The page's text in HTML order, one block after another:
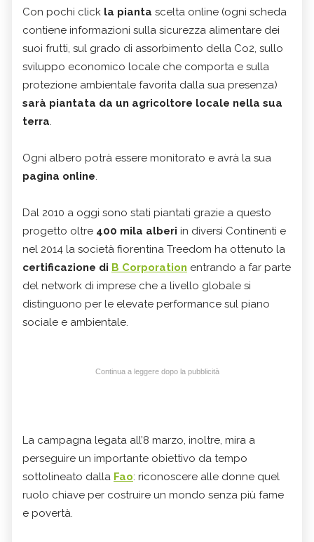
Con pochi click la pianta scelta online (ogni scheda
contiene informazioni sulla sicurezza alimentare dei
suoi frutti, sul grado di assorbimento della Co2, sullo
sviluppo economico locale che comporta e sulla
protezione ambientale favorita dalla sua presenza)
sarà piantata da un agricoltore locale nella sua
terra.
Ogni albero potrà essere monitorato e avrà la sua
pagina online.
Dal 2010 a oggi sono stati piantati grazie a questo
progetto oltre 400 mila alberi in diversi Continenti e
nel 2014 la società fiorentina Treedom ha ottenuto la
certificazione di B Corporation entrando a far parte
del network di imprese che a livello globale si
distinguono per le elevate performance sul piano
sociale e ambientale.
Continua a leggere dopo la pubblicità
La campagna legata all’8 marzo, inoltre, mira a
perseguire un importante obiettivo da tempo
sottolineato dalla Fao: riconoscere alle donne quel
ruolo chiave per costruire un mondo senza più fame
e povertà.